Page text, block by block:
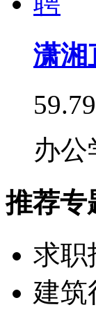
潇湘
办公
推荐专
求职
建筑